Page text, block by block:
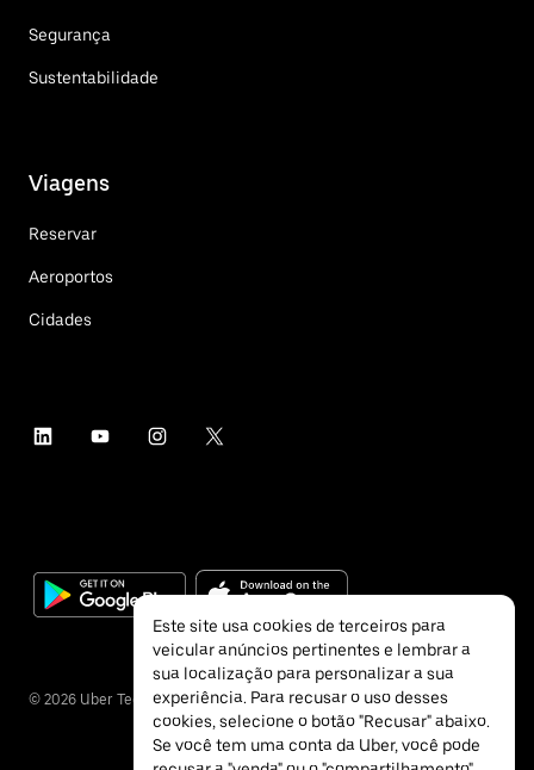
Segurança
Sustentabilidade
Viagens
Reservar
Aeroportos
Cidades
© 2026 Uber Technologies Inc.
Este site usa cookies de terceiros para
veicular anúncios pertinentes e lembrar a
sua localização para personalizar a sua
experiência. Para recusar o uso desses
cookies, selecione o botão "Recusar" abaixo.
Se você tem uma conta da Uber, você pode